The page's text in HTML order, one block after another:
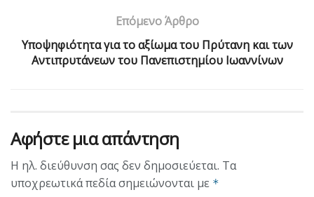
Επόμενο Άρθρο
Υποψηφιότητα για το αξίωμα του Πρύτανη και των
Αντιπρυτάνεων του Πανεπιστημίου Ιωαννίνων
Αφήστε μια απάντηση
Η ηλ. διεύθυνση σας δεν δημοσιεύεται. Τα
υποχρεωτικά πεδία σημειώνονται με *